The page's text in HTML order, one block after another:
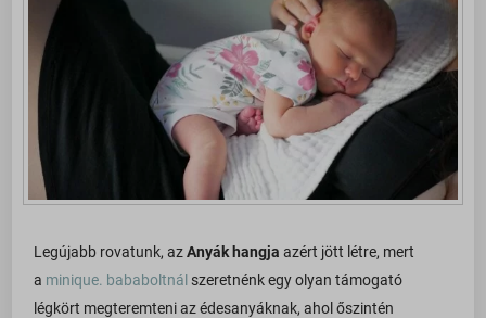
Legújabb rovatunk, azAnyák hangja azért jött létre, mert
a minique. bababoltnál szeretnénk egy olyan támogató
légkört megteremteni az édesanyáknak, ahol őszintén